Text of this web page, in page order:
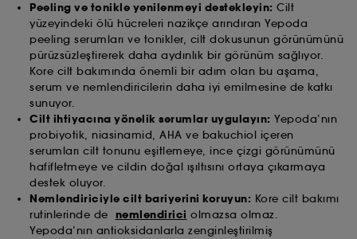
Peeling ve tonikle yenilenmeyi destekleyin: Cilt
yüzeyindeki ölü hücreleri nazikçe arındıran Yepoda
peeling serumları ve tonikler, cilt dokusunun görünümünü
pürüzsüzleştirerek daha aydınlık bir görünüm sağlıyor.
Kore cilt bakımında önemli bir adım olan bu aşama,
serum ve nemlendiricilerin daha iyi emilmesine de katkı
sunuyor.
Cilt ihtiyacına yönelik serumlar uygulayın: Yepoda’nın
probiyotik, niasinamid, AHA ve bakuchiol içeren
serumları cilt tonunu eşitlemeye, ince çizgi görünümünü
hafifletmeye ve cildin doğal ışıltısını ortaya çıkarmaya
destek oluyor.
Nemlendiriciyle cilt bariyerini koruyun: Kore cilt bakımı
rutinlerinde de nemlendirici olmazsa olmaz.
Yepoda’nın antioksidanlarla zenginleştirilmiş